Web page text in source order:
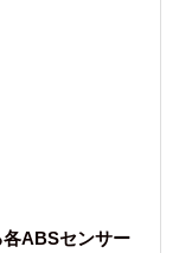
ABSセンサー